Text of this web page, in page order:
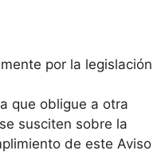
por la legislación
que obligue a otra
susciten sobre la
de este Aviso